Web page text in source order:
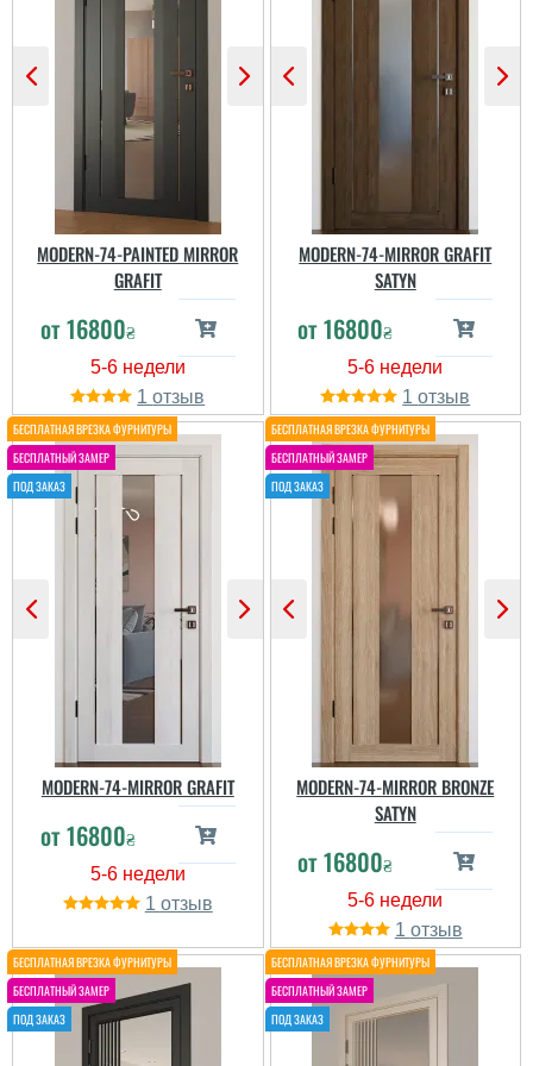
в стиле прованс,
отлично подошла по
цветовой гамме,
качество шпона на
очень высоком уровне...
правильно вибрати
двері, ми дуже
строкам підвели це не
вийшло красиов і воно
читати всі відгуки
Олена
Хотілось побільше скла
і щоб не зовсім класика
прям була, цей варіант
прийшовся до воподоби,
вибір кольлорів просто
величезний....
Інна
непогано, стильно. Як на
мене, трохи висока ціна,
в усьому іншому норм....
MODERN-74-PAINTED MIRROR
GRAFIT
от16800₴
1
MODERN-74-MIRROR GRAFIT
SATYN
от16800₴
1
MODERN-74-MIRROR GRAFIT
от16800₴
1
MODERN-74-MIRROR BRONZE
SATYN
от16800₴
1